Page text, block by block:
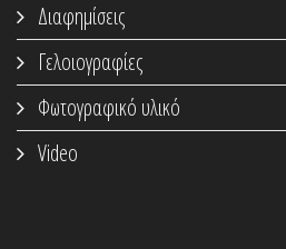
Διαφημίσεις
Γελοιογραφίες
Φωτογραφικό υλικό
Video